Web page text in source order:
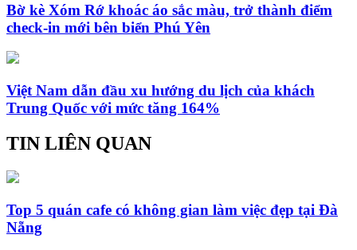
Bờ kè Xóm Rớ khoác áo sắc màu, trở thành điểm
check-in mới bên biển Phú Yên
Việt Nam dẫn đầu xu hướng du lịch của khách
Trung Quốc với mức tăng 164%
TIN LIÊN QUAN
Top 5 quán cafe có không gian làm việc đẹp tại Đà
Nẵng